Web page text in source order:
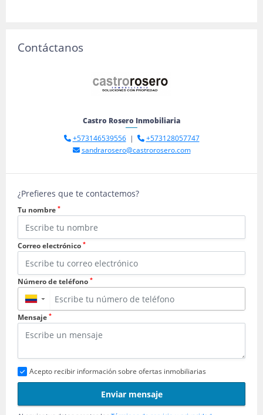
Contáctanos
Castro Rosero Inmobiliaria
+573146539556|
+573128057747
sandrarosero@castrorosero.com
¿Prefieres que te contactemos?
Tu nombre *
Correo electrónico *
Número de teléfono *
▼
Mensaje *
Acepto recibir información sobre ofertas inmobiliarias
Enviar mensaje